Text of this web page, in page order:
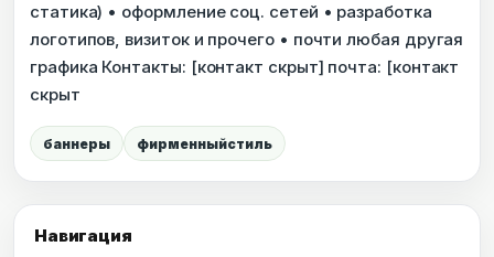
Навигация
статика) • оформление соц. сетей • разработка
логотипов, визиток и прочего • почти любая другая
графика Контакты: [контакт скрыт] почта: [контакт
скрыт
баннеры фирменныйстиль